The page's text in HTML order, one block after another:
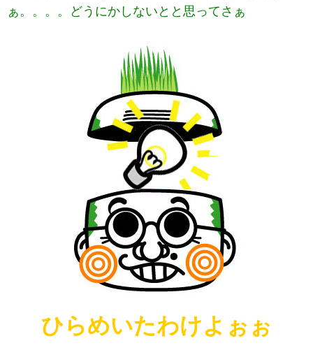
ぁ。。。。どうにかしないとと思ってさぁ
ひらめいたわけよぉぉ